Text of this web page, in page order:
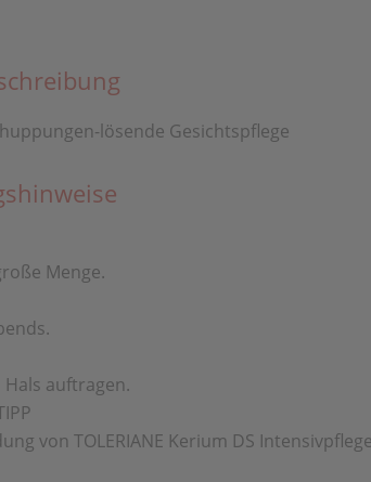
lösende Gesichtspflege
Menge.
auftragen.
von TOLERIANE Kerium DS